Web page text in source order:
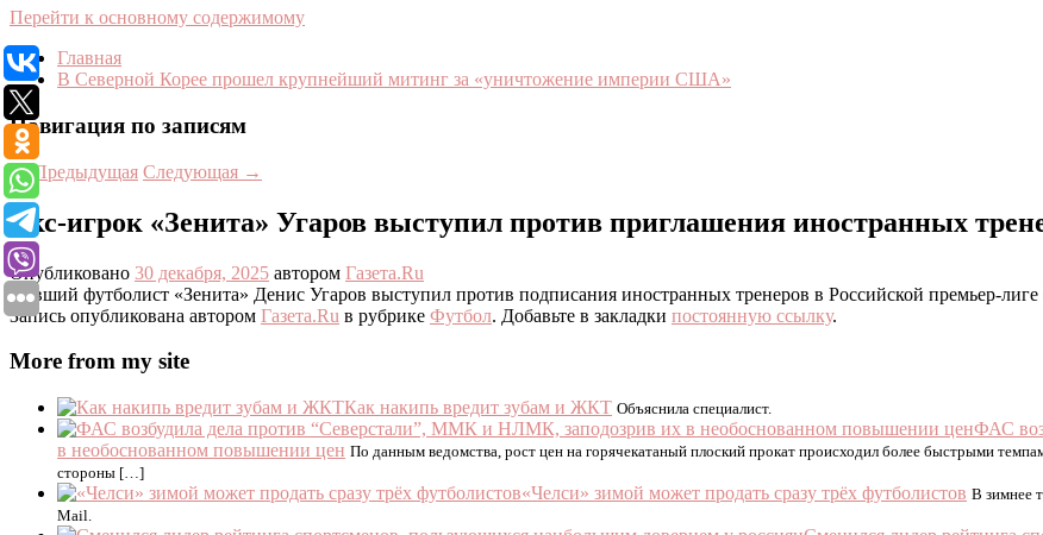
Перейти к основному содержимому
Главная
В Северной Корее прошел крупнейший митинг за «уничтожение империи США»
Навигация по записям
←Предыдущая Следующая →
Экс-игрок «Зенита» Угаров выступил против приглашения иностранных
Опубликовано 30 декабря, 2025 автором Газета.Ru
Бывший футболист «Зенита» Денис Угаров выступил против подписания иностранных тренеров в Российской премьер-
Запись опубликована автором Газета.Ru в рубрике Футбол. Добавьте в закладки постоянную ссылку.
More from my site
Как накипь вредит зубам и ЖКТ Объяснила специалист.
ФАС
в необоснованном повышении цен По данным ведомства, рост цен на горячекатаный плоский прокат происходил более быстрыми
стороны […]
«Челси» зимой может продать сразу трёх футболистов В зимнее
Mail.